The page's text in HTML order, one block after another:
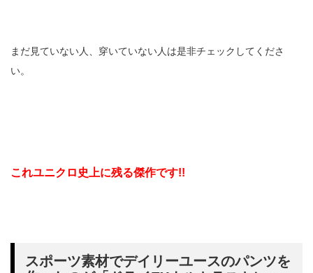
まだ見ていない人、穿いていない人は是非チェックしてくださ
い。
これユニクロ史上に残る傑作です!!
スポーツ素材でデイリーユースのパンツを